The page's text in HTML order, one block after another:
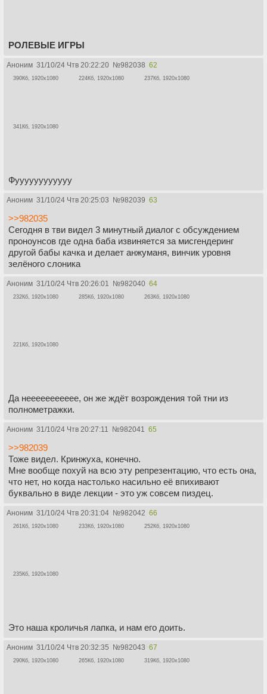
РОЛЕВЫЕ ИГРЫ
Аноним 31/10/24 Чтв 20:22:20 №982038 62
390Кб, 1920x1080 224Кб, 1920x1080 237Кб, 1920x1080
341Кб, 1920x1080
Фуууууууууууу
Аноним 31/10/24 Чтв 20:25:03 №982039 63
>>982035
Сегодня в тви видел 3 минутный диалог с обсуждением
проноунсов где одна баба извиняется за мисгендеринг
другой бабы качка и делает анжуманя, винчик уровня
зелёного слоника
Аноним 31/10/24 Чтв 20:26:01 №982040 64
232Кб, 1920x1080 285Кб, 1920x1080 263Кб, 1920x1080
221Кб, 1920x1080
Да неееееееееее, он же ждёт возрождения той тни из
полнометражки.
Аноним 31/10/24 Чтв 20:27:11 №982041 65
>>982039
Тоже видел. Кринжуха, конечно.
Мне вообще похуй на всю эту репрезентацию, что есть она,
что нет, но когда настолько насильно её впихивают
буквально в виде лекции - это уж совсем пиздец.
Аноним 31/10/24 Чтв 20:31:04 №982042 66
261Кб, 1920x1080 233Кб, 1920x1080 252Кб, 1920x1080
235Кб, 1920x1080
Это наша кроличья лапка, и нам его доить.
Аноним 31/10/24 Чтв 20:32:35 №982043 67
290Кб, 1920x1080 265Кб, 1920x1080 319Кб, 1920x1080